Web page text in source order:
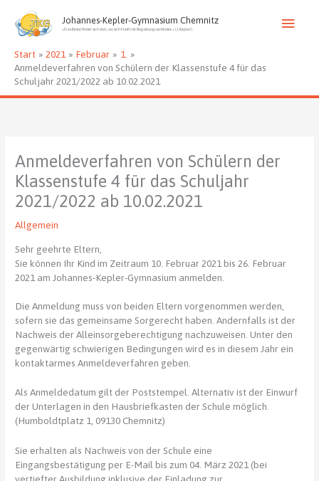
Inhalt
springen
Johannes-Kepler-Gymnasium Chemnitz
»Das Beste findet sich dort, wo sich Fleiß mit Begabung verbindet.« (J. Kepler)
Start 2021 Februar
1.
Anmeldeverfahren von Schülern der Klassenstufe 4 für das
Schuljahr 2021/2022 ab 10.02.2021
Anmeldeverfahren von Schülern der
Klassenstufe 4 für das Schuljahr
2021/2022 ab 10.02.2021
Allgemein
Sehr geehrte Eltern,
Sie können Ihr Kind im Zeitraum 10. Februar 2021 bis 26. Februar
2021 am Johannes-Kepler-Gymnasium anmelden.
Die Anmeldung muss von beiden Eltern vorgenommen werden,
sofern sie das gemeinsame Sorgerecht haben. Andernfalls ist der
Nachweis der Alleinsorgeberechtigung nachzuweisen. Unter den
gegenwärtig schwierigen Bedingungen wird es in diesem Jahr ein
kontaktarmes Anmeldeverfahren geben.
Als Anmeldedatum gilt der Poststempel. Alternativ ist der Einwurf
der Unterlagen in den Hausbriefkasten der Schule möglich.
(Humboldtplatz 1, 09130 Chemnitz)
Sie erhalten als Nachweis von der Schule eine
Eingangsbestätigung per E-Mail bis zum 04. März 2021 (bei